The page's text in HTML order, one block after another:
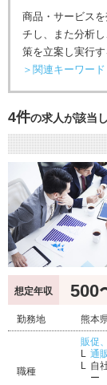
商品・サービス
チし、また分析
策を立案し実行す
＞関連キーワード
4件の求人が該当
想定年収 500
勤務地 熊本
職種
販促
通
自
ー